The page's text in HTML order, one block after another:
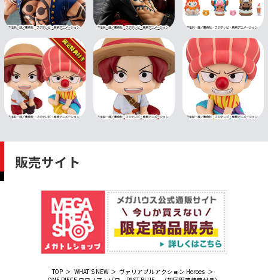
販売サイト
TOP WHAT'S NEW
ヴァリアブルアクション Heroes